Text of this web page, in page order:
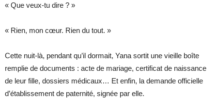
« Que veux-tu dire ? »
« Rien, mon cœur. Rien du tout. »
Cette nuit-là, pendant qu’il dormait, Yana sortit une vieille boîte
remplie de documents : acte de mariage, certificat de naissance
de leur fille, dossiers médicaux… Et enfin, la demande officielle
d’établissement de paternité, signée par elle.